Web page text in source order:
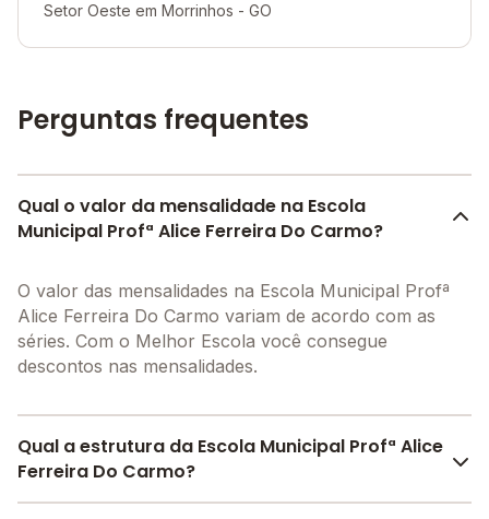
Setor Oeste em Morrinhos - GO
Perguntas frequentes
Qual o valor da mensalidade na Escola
Municipal Profª Alice Ferreira Do Carmo?
O valor das mensalidades na Escola Municipal Profª
Alice Ferreira Do Carmo variam de acordo com as
séries. Com o Melhor Escola você consegue
descontos nas mensalidades.
Qual a estrutura da Escola Municipal Profª Alice
Ferreira Do Carmo?